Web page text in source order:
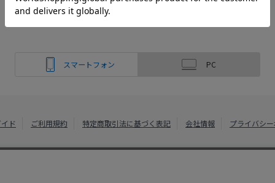
スマートフォン PC
ド ご利用規約 特定商取引法に基づく表記 会社情報 プライバシ
綿半ホームエイド